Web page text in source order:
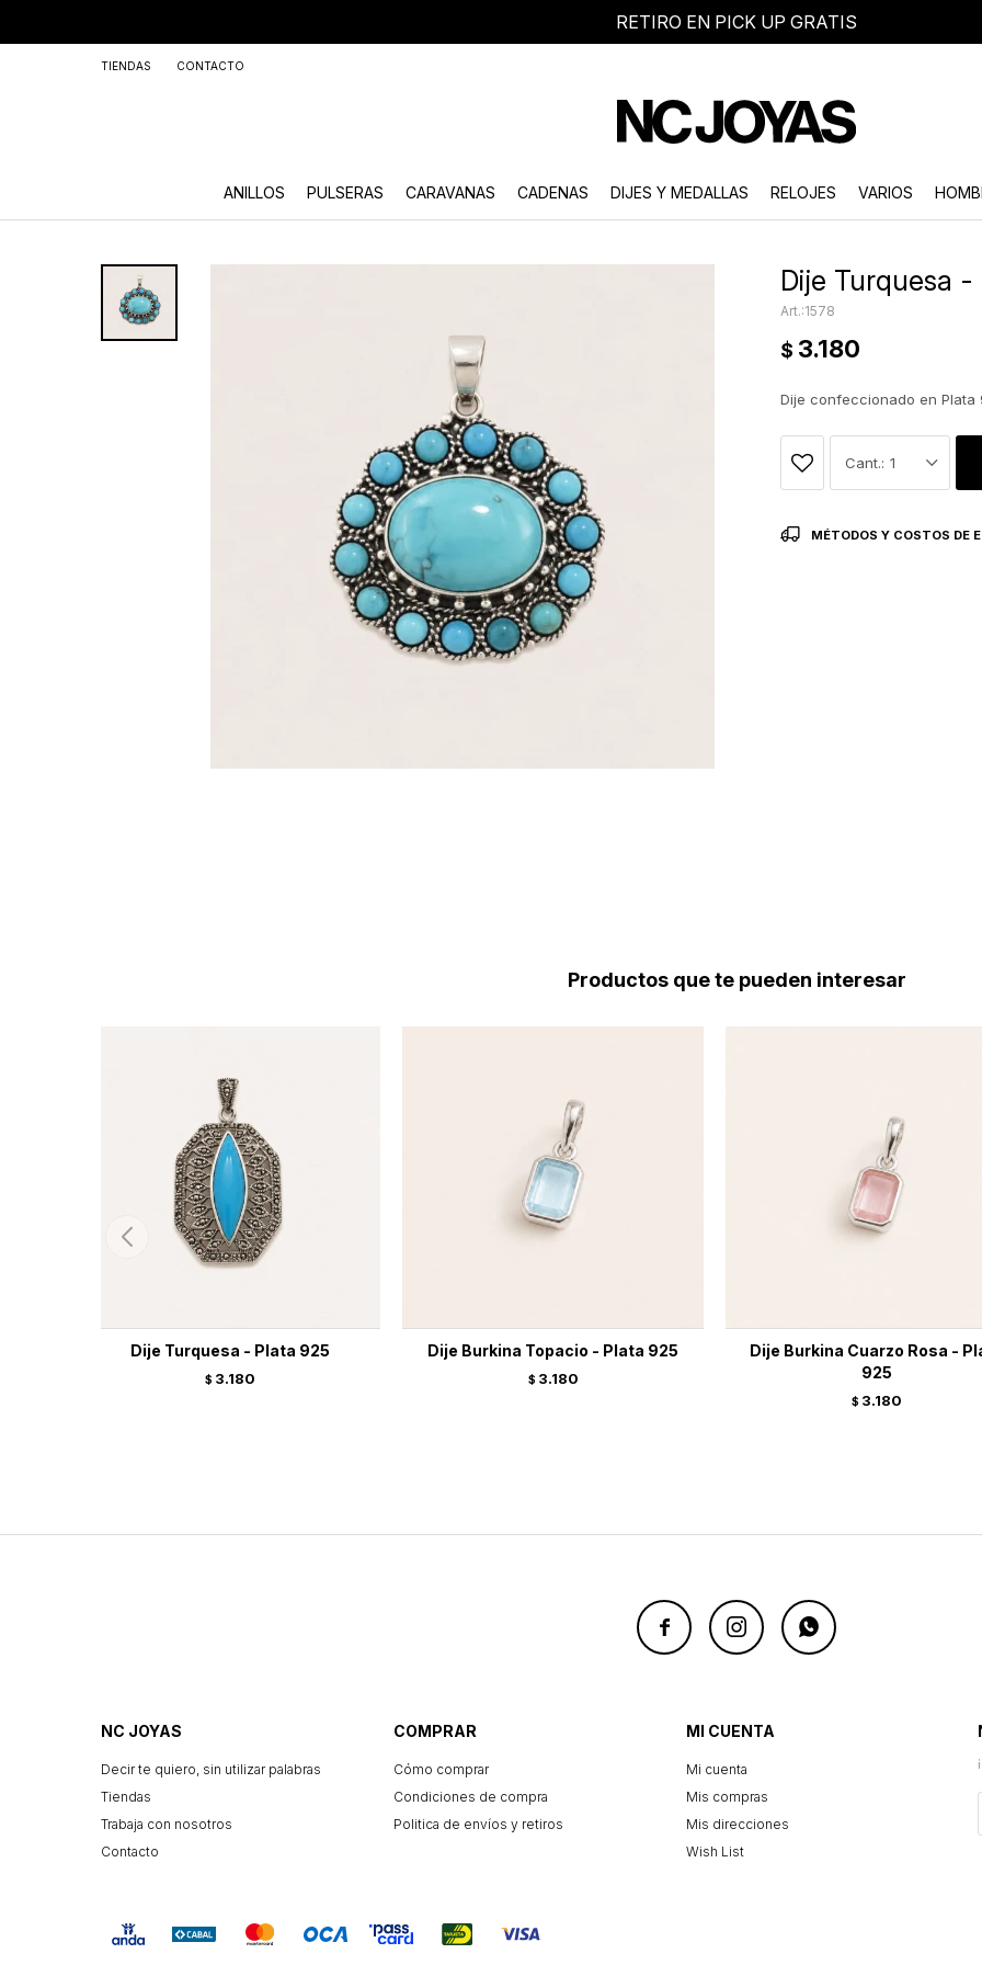
RETIRO EN PICK UP GRATIS
ANILLOS PULSERAS CARAVANAS CADENAS DIJES Y MEDALLAS RELOJES VARIOS
TIENDAS CONTACTO
Dije Turquesa
1578
$ 3.180
Dije confeccionado en Plata
1
MÉTODOS Y COSTOS DE
Productos que te pueden interesar
Dije Turquesa - Plata 925
$ 3.180
Dije Burkina Topacio - Plata 925
$ 3.180
Dije Burkina Cuarzo Rosa -
925
$ 3.180
  
NC JOYAS
Decir te quiero, sin utilizar palabras
Tiendas
Trabaja con nosotros
Contacto
COMPRAR
Cómo comprar
Condiciones de compra
Politica de envíos y retiros
MI CUENTA
Mi cuenta
Mis compras
Mis direcciones
Wish List